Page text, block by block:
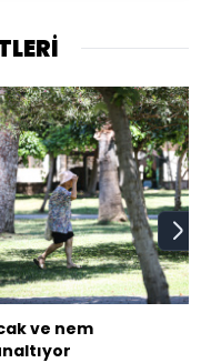
ve nem